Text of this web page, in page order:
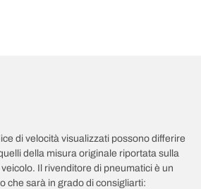
di velocità visualizzati possono differire
della misura originale riportata sulla
Il rivenditore di pneumatici è un
che sarà in grado di consigliarti: